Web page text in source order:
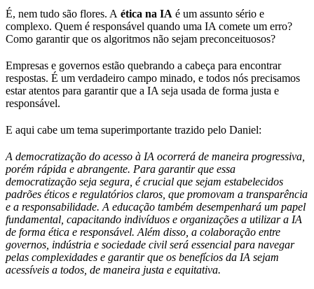
É, nem tudo são flores. A ética na IA é um assunto sério e
complexo. Quem é responsável quando uma IA comete um erro?
Como garantir que os algoritmos não sejam preconceituosos?
Empresas e governos estão quebrando a cabeça para encontrar
respostas. É um verdadeiro campo minado, e todos nós precisamos
estar atentos para garantir que a IA seja usada de forma justa e
responsável.
E aqui cabe um tema superimportante trazido pelo Daniel:
A democratização do acesso à IA ocorrerá de maneira progressiva,
porém rápida e abrangente. Para garantir que essa
democratização seja segura, é crucial que sejam estabelecidos
padrões éticos e regulatórios claros, que promovam a transparência
e a responsabilidade. A educação também desempenhará um papel
fundamental, capacitando indivíduos e organizações a utilizar a IA
de forma ética e responsável. Além disso, a colaboração entre
governos, indústria e sociedade civil será essencial para navegar
pelas complexidades e garantir que os benefícios da IA sejam
acessíveis a todos, de maneira justa e equitativa.